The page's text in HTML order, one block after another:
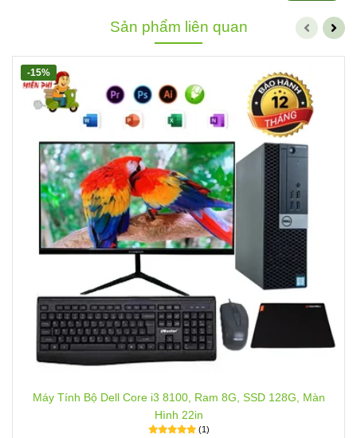
Sản phẩm liên quan
Máy Tính Bộ Dell Core i3 8100, Ram 8G, SSD 128G, Màn
Hình 22in
(1)
-15%